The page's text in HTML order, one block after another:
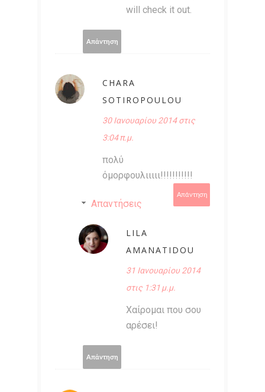
will check it out.
Απάντηση
CHARA
SOTIROPOULOU
30 Ιανουαρίου 2014 στις
3:04 π.μ.
πολύ
όμορφουλιιιιι!!!!!!!!!!!
Απάντηση
Απαντήσεις
LILA
AMANATIDOU
31 Ιανουαρίου 2014
στις 1:31 μ.μ.
Χαίρομαι που σου
αρέσει!
Απάντηση